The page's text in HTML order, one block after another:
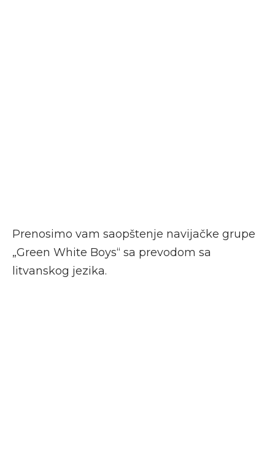
Prenosimo vam saopštenje navijačke grupe
„Green White Boys“ sa prevodom sa
litvanskog jezika.